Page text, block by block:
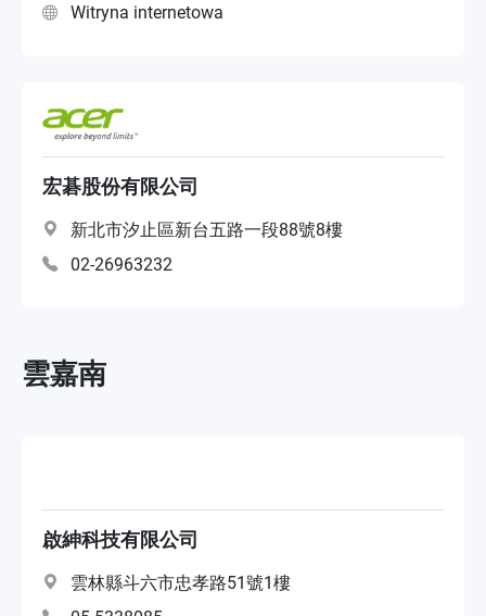
Witryna internetowa
宏碁股份有限公司
新北市汐止區新台五路一段88號8樓
02-26963232
雲嘉南
啟紳科技有限公司
雲林縣斗六市忠孝路51號1樓